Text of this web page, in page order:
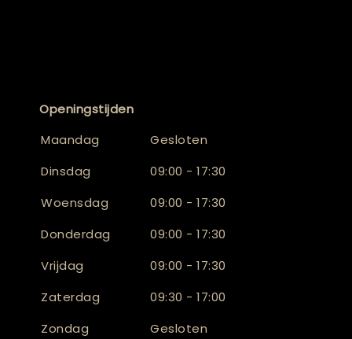
Openingstijden
Maandag
Gesloten
Dinsdag
09:00 - 17:30
Woensdag
09:00 - 17:30
Donderdag
09:00 - 17:30
Vrijdag
09:00 - 17:30
Zaterdag
09:30 - 17:00
Zondag
Gesloten